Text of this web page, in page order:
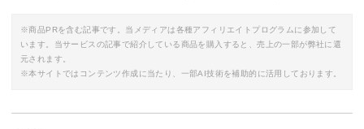
※商品PRを含む記事です。当メディアは各種アフィリエイトプログラムに参加して
います。当サービスの記事で紹介している商品を購入すると、売上の一部が弊社に還
元されます。
※本サイトではコンテンツ作成に当たり、一部AI技術を補助的に活用しております。